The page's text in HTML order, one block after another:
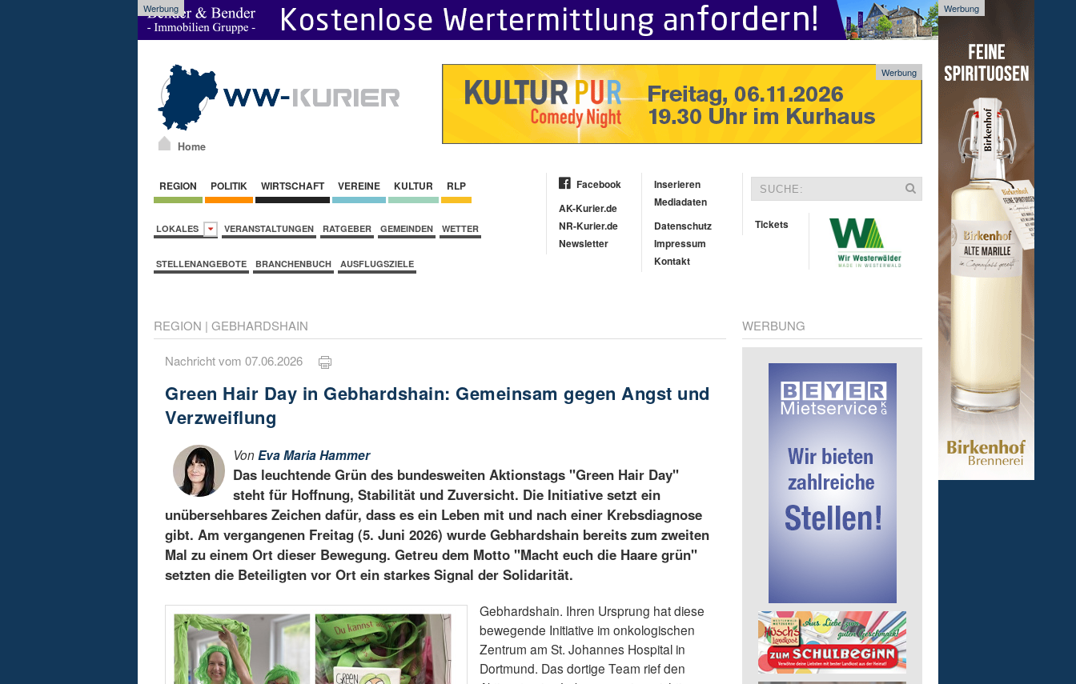
Werbung Werbung
Home
Werbung
REGION POLITIK WIRTSCHAFT VEREINE KULTUR RLP
LOKALES VERANSTALTUNGEN RATGEBER GEMEINDEN WETTER
STELLENANGEBOTE BRANCHENBUCH AUSFLUGSZIELE
Facebook
AK-Kurier.de
NR-Kurier.de
Newsletter
Inserieren
Mediadaten
Datenschutz
Impressum
Kontakt
Tickets
REGION | GEBHARDSHAIN
Nachricht vom 07.06.2026
Green Hair Day in Gebhardshain: Gemeinsam gegen Angst und
Verzweiflung
VonEva Maria Hammer
Das leuchtende Grün des bundesweiten Aktionstags "Green Hair Day"
steht für Hoffnung, Stabilität und Zuversicht. Die Initiative setzt ein
unübersehbares Zeichen dafür, dass es ein Leben mit und nach einer Krebsdiagnose
gibt. Am vergangenen Freitag (5. Juni 2026) wurde Gebhardshain bereits zum zweiten
Mal zu einem Ort dieser Bewegung. Getreu dem Motto "Macht euch die Haare grün"
setzten die Beteiligten vor Ort ein starkes Signal der Solidarität.
Gebhardshain. Ihren Ursprung hat diese
bewegende Initiative im onkologischen
Zentrum am St. Johannes Hospital in
Dortmund. Das dortige Team rief den
WERBUNG